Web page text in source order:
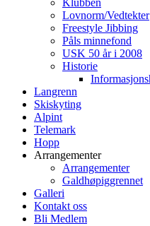
Klubben
Lovnorm/Vedtekter
Freestyle Jibbing
Påls minnefond
USK 50 år i 2008
Historie
Langrenn
Skiskyting
Alpint
Telemark
Hopp
Arrangementer
Arrangementer
Galdhøpiggrennet
Galleri
Kontakt oss
Bli Medlem